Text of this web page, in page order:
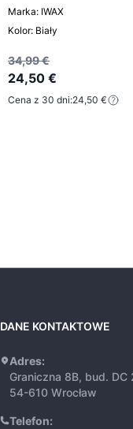
Marka: IWAX
Kolor: Biały
34,99 €
24,50 €
Cena z 30 dni:24,50 €
DANE KONTAKTOWE
Adres:
Graniczna 8B, bud. DC
54-610 Wrocław
Telefon: